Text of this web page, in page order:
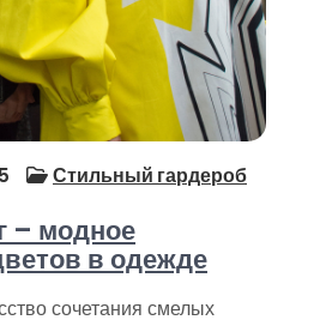
Стильный гардероб
– модное
в одежде
сочетания смелых